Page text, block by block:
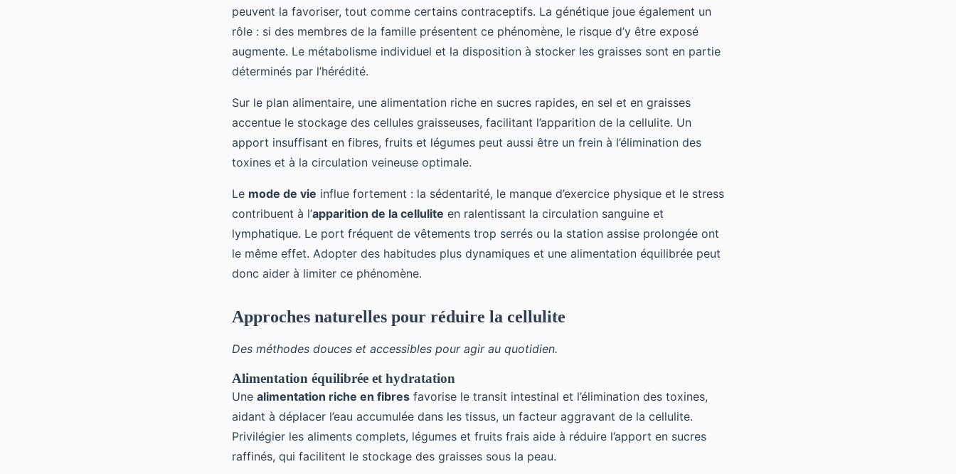
peuvent la favoriser, tout comme certains contraceptifs. La génétique joue également un
rôle : si des membres de la famille présentent ce phénomène, le risque d’y être exposé
augmente. Le métabolisme individuel et la disposition à stocker les graisses sont en partie
déterminés par l’hérédité.
Sur le plan alimentaire, une alimentation riche en sucres rapides, en sel et en graisses
accentue le stockage des cellules graisseuses, facilitant l’apparition de la cellulite. Un
apport insuffisant en fibres, fruits et légumes peut aussi être un frein à l’élimination des
toxines et à la circulation veineuse optimale.
Le mode de vie influe fortement : la sédentarité, le manque d’exercice physique et le stress
contribuent à l’apparition de la cellulite en ralentissant la circulation sanguine et
lymphatique. Le port fréquent de vêtements trop serrés ou la station assise prolongée ont
le même effet. Adopter des habitudes plus dynamiques et une alimentation équilibrée peut
donc aider à limiter ce phénomène.
Approches naturelles pour réduire la cellulite
Des méthodes douces et accessibles pour agir au quotidien.
Alimentation équilibrée et hydratation
Une alimentation riche en fibres favorise le transit intestinal et l’élimination des toxines,
aidant à déplacer l’eau accumulée dans les tissus, un facteur aggravant de la cellulite.
Privilégier les aliments complets, légumes et fruits frais aide à réduire l’apport en sucres
raffinés, qui facilitent le stockage des graisses sous la peau.